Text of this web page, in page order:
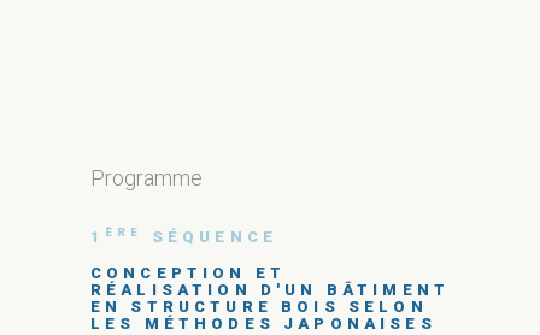
Programme
1 ÈRE
SÉQUENCE
CONCEPTION ET
RÉALISATION D'UN BÂTIMENT
EN STRUCTURE BOIS SELON
LES MÉTHODES JAPONAISES